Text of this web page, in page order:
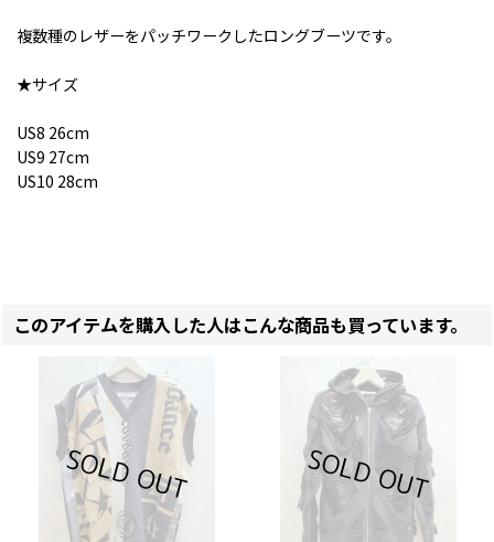
複数種のレザーをパッチワークしたロングブーツです。
★サイズ
US8 26cm
US9 27cm
US10 28cm
このアイテムを購入した人はこんな商品も買っています。